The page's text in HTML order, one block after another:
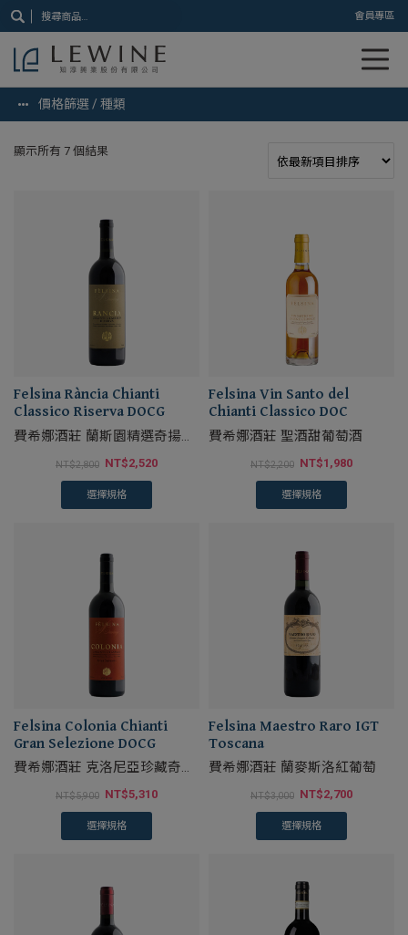
會員專區
價格篩選 / 種類
顯示所有 7 個結果
Felsina Rància Chianti
Classico Riserva DOCG
費希娜酒莊 蘭斯園精選奇揚地
NT$2,800 NT$2,520
選擇規格
Felsina Vin Santo del
Chianti Classico DOC
費希娜酒莊 聖酒甜葡萄酒
NT$2,200 NT$1,980
選擇規格
Felsina Colonia Chianti
Gran Selezione DOCG
費希娜酒莊 克洛尼亞珍藏奇揚
NT$5,900 NT$5,310
選擇規格
Felsina Maestro Raro IGT
Toscana
費希娜酒莊 蘭麥斯洛紅葡萄
NT$3,000 NT$2,700
選擇規格